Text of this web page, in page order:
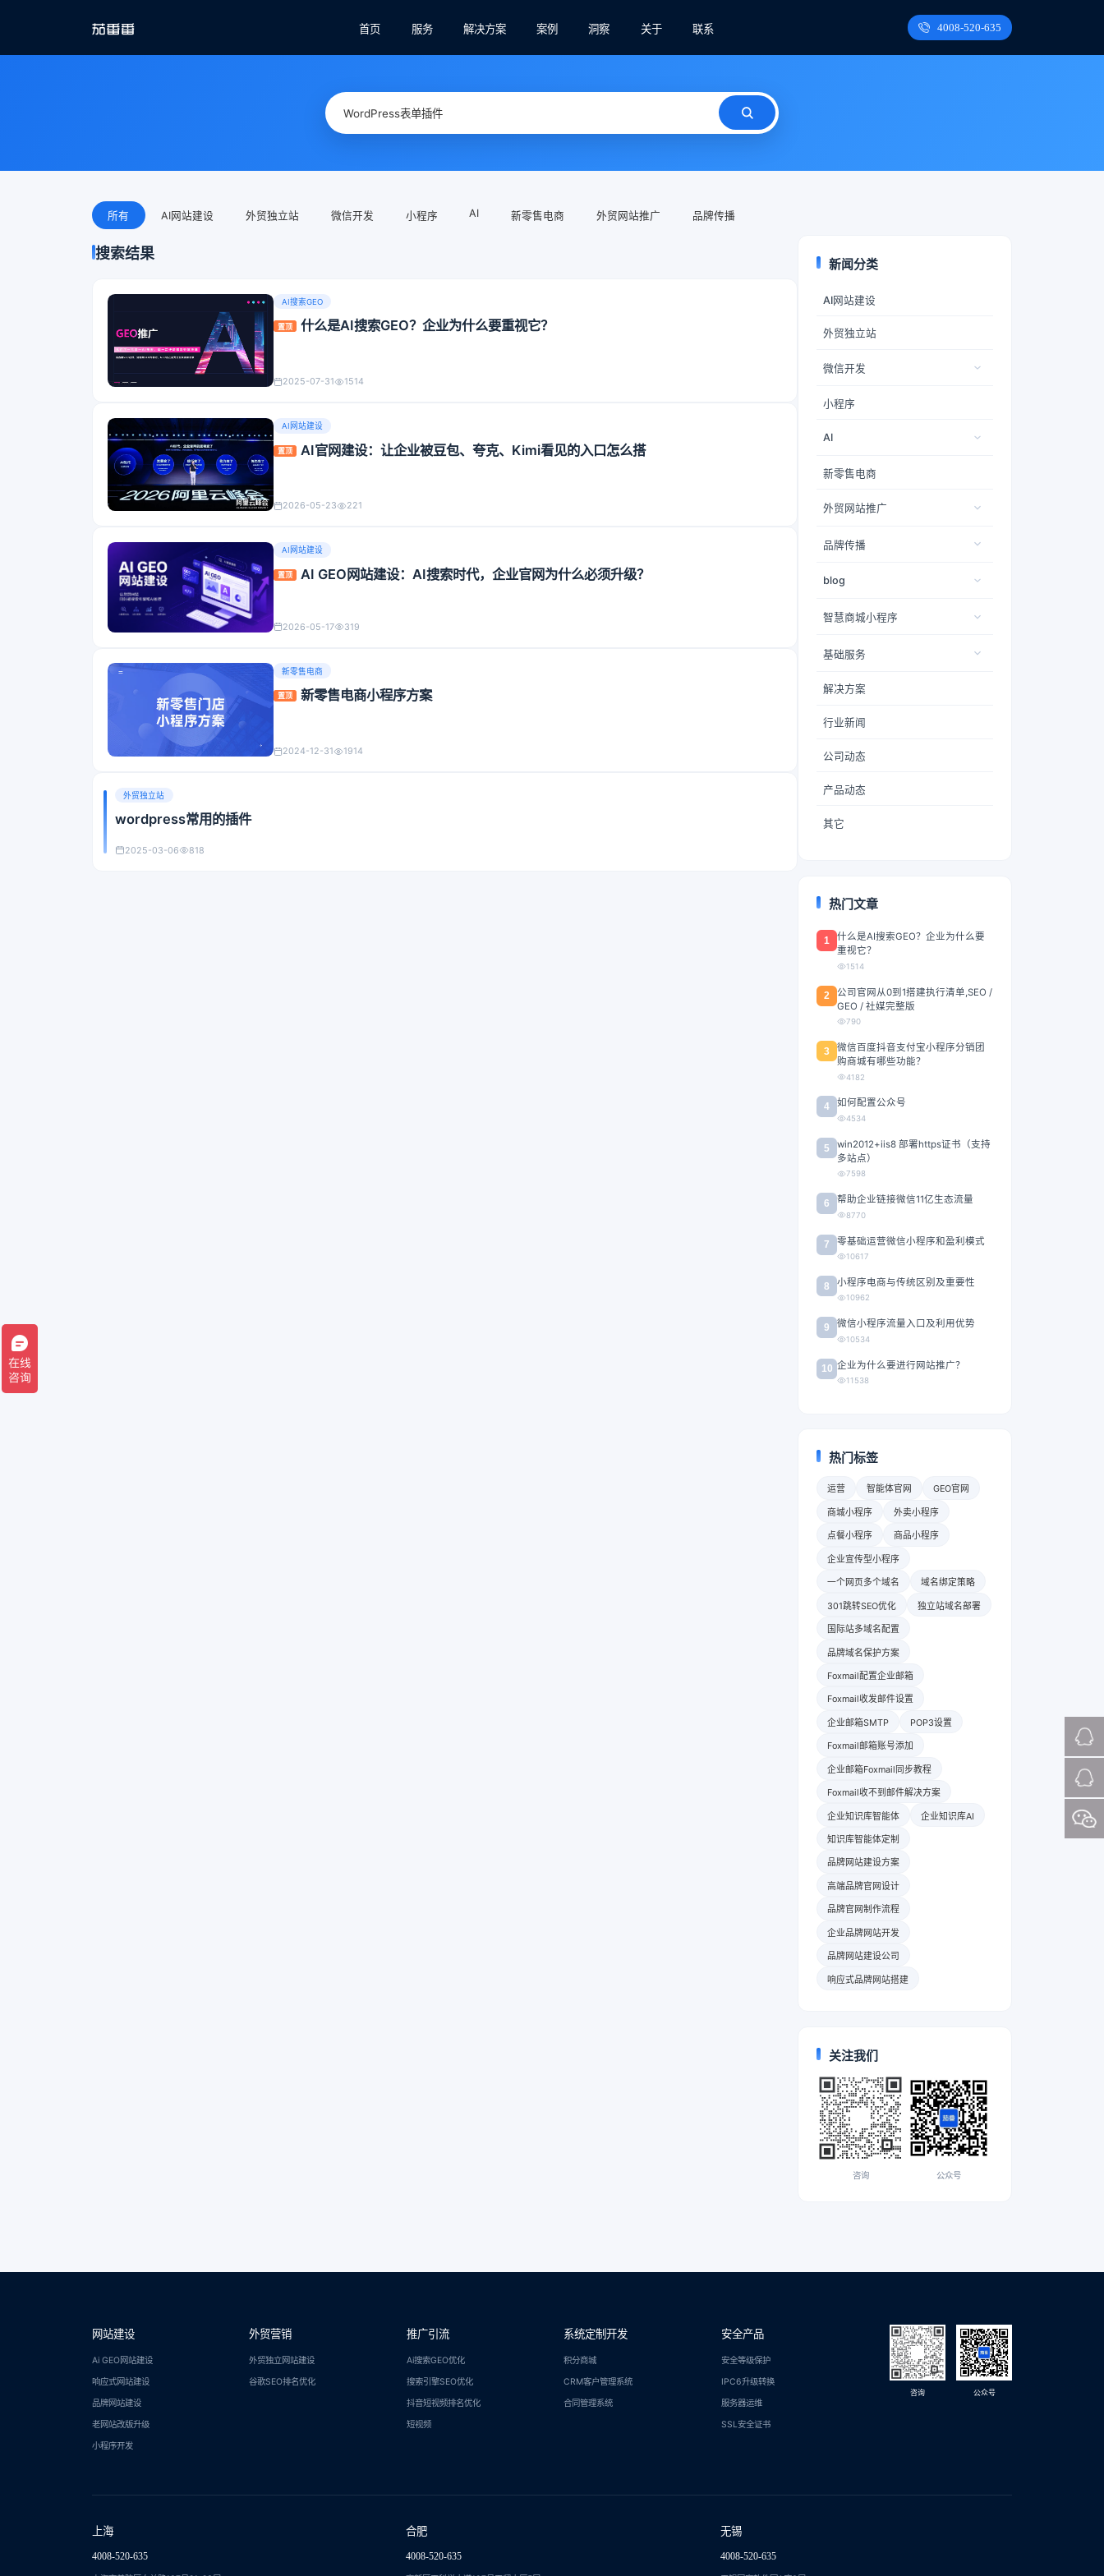
首页 服务 解决方案 案例 洞察 关于 联系 4008-520-635
所有 AI网站建设 外贸独立站 微信开发 小程序 AI 新零售电商 外贸网站推广 品牌传播
搜索结果
AI搜索GEO
置顶 什么是AI搜索GEO？企业为什么要重视它？
2025-07-31 1514
AI网站建设
置顶 AI官网建设：让企业被豆包、夸克、Kimi看见的入口怎么搭
2026-05-23 221
AI网站建设
置顶 AI GEO网站建设：AI搜索时代，企业官网为什么必须升级？
2026-05-17 319
新零售电商
置顶 新零售电商小程序方案
2024-12-31 1914
外贸独立站
wordpress常用的插件
2025-03-06 818
新闻分类
AI网站建设
外贸独立站
微信开发
小程序
AI
新零售电商
外贸网站推广
品牌传播
blog
智慧商城小程序
基础服务
解决方案
行业新闻
公司动态
产品动态
其它
热门文章
1
什么是AI搜索GEO？企业为什么要
重视它？
1514
2
公司官网从0到1搭建执行清单,SEO /
GEO / 社媒完整版
790
3
微信百度抖音支付宝小程序分销团
购商城有哪些功能？
4182
4 如何配置公众号
4534
5
win2012+iis8 部署https证书（支持
多站点）
7598
6 帮助企业链接微信11亿生态流量
8770
7 零基础运营微信小程序和盈利模式
10617
8 小程序电商与传统区别及重要性
10962
9 微信小程序流量入口及利用优势
10534
10 企业为什么要进行网站推广？
11538
热门标签
运营 智能体官网 GEO官网
商城小程序 外卖小程序
点餐小程序 商品小程序
企业宣传型小程序
一个网页多个域名 域名绑定策略
301跳转SEO优化 独立站域名部署
国际站多域名配置
品牌域名保护方案
Foxmail配置企业邮箱
Foxmail收发邮件设置
企业邮箱SMTP POP3设置
Foxmail邮箱账号添加
企业邮箱Foxmail同步教程
Foxmail收不到邮件解决方案
企业知识库智能体 企业知识库AI
知识库智能体定制
品牌网站建设方案
高端品牌官网设计
品牌官网制作流程
企业品牌网站开发
品牌网站建设公司
响应式品牌网站搭建
关注我们
咨询 公众号
网站建设
Ai GEO网站建设
响应式网站建设
品牌网站建设
老网站改版升级
小程序开发
外贸营销
外贸独立网站建设
谷歌SEO排名优化
推广引流
Ai搜索GEO优化
搜索引擎SEO优化
抖音短视频排名优化
短视频
系统定制开发
积分商城
CRM客户管理系统
合同管理系统
安全产品
安全等级保护
IPC6升级转换
服务器运维
SSL安全证书
咨询 公众号
上海
4008-520-635
合肥
4008-520-635
无锡
4008-520-635